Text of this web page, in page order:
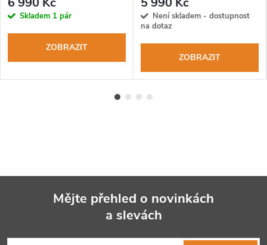
Skladem 1 pár
ZOBRAZIT
Není skladem - dostupnost
na dotaz
ZOBRAZIT
Mějte přehled o novinkách
a slevách